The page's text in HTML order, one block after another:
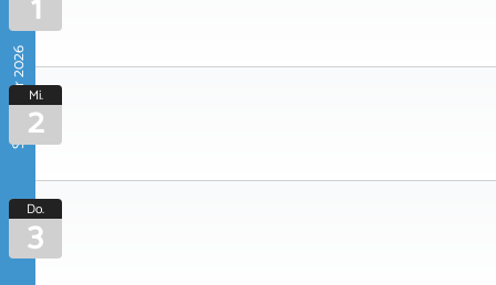
September 2026Mi.
2
Do.
3